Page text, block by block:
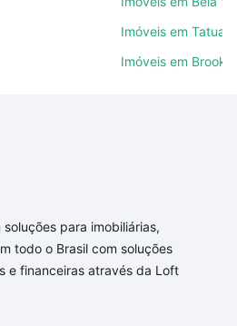
filtros como quantidade de
sem vaga de garagem para
academia, salão de
à venda em praca sete de
São Paulo, SP?
ideal para você, com
sete de fevereiro - Vila
que custam a partir de R$ 0
de financiamento imobiliário
Imóveis em
Imóveis em
para imobiliárias,
todo o Brasil com soluções
e financeiras através da Loft